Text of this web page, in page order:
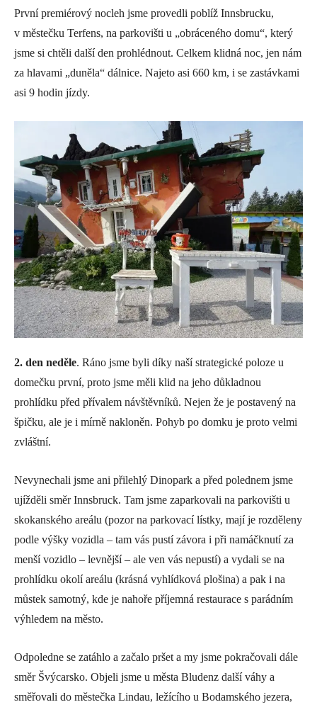
První premiérový nocleh jsme provedli poblíž Innsbrucku,
v městečku Terfens, na parkovišti u „obráceného domu“, který
jsme si chtěli další den prohlédnout. Celkem klidná noc, jen nám
za hlavami „duněla“ dálnice. Najeto asi 660 km, i se zastávkami
asi 9 hodin jízdy.
2. den neděle. Ráno jsme byli díky naší strategické poloze u
domečku první, proto jsme měli klid na jeho důkladnou
prohlídku před přívalem návštěvníků. Nejen že je postavený na
špičku, ale je i mírně nakloněn. Pohyb po domku je proto velmi
zvláštní.
Nevynechali jsme ani přilehlý Dinopark a před polednem jsme
ujížděli směr Innsbruck. Tam jsme zaparkovali na parkovišti u
skokanského areálu (pozor na parkovací lístky, mají je rozděleny
podle výšky vozidla – tam vás pustí závora i při namáčknutí za
menší vozidlo – levnější – ale ven vás nepustí) a vydali se na
prohlídku okolí areálu (krásná vyhlídková plošina) a pak i na
můstek samotný, kde je nahoře příjemná restaurace s parádním
výhledem na město.
Odpoledne se zatáhlo a začalo pršet a my jsme pokračovali dále
směr Švýcarsko. Objeli jsme u města Bludenz další váhy a
směřovali do městečka Lindau, ležícího u Bodamského jezera,